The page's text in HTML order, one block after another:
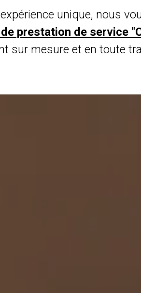
unique, nous
prestation de service
sur mesure et en toute